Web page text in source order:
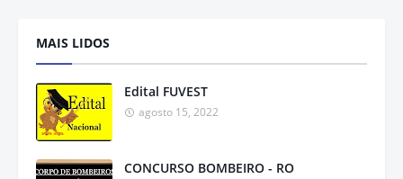
MAIS LIDOS
Edital FUVEST
agosto 15, 2022
CONCURSO BOMBEIRO - RO